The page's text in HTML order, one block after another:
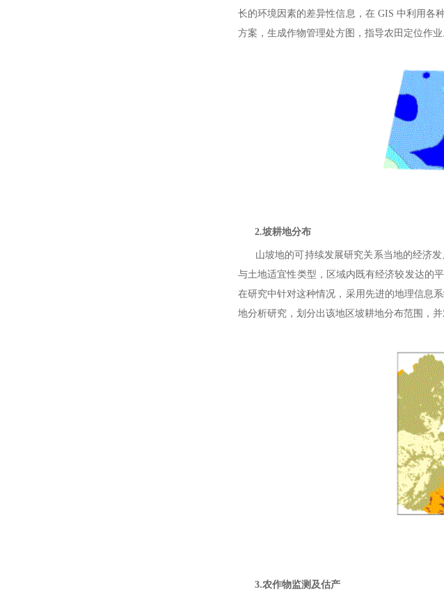
长的环境因素的差异性信息，在 GIS 中利用各
方案，生成作物管理处方图，指导农田定位作业
2.坡耕地分布
山坡地的可持续发展研究关系当地的经济发
与土地适宜性类型，区域内既有经济较发达的
在研究中针对这种情况，采用先进的地理信息
地分析研究，划分出该地区坡耕地分布范围，
3.农作物监测及估产